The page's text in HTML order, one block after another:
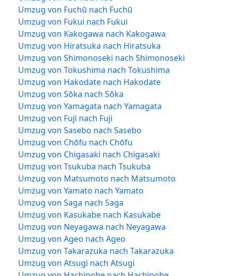
Umzug von Fuchū nach Fuchū
Umzug von Fukui nach Fukui
Umzug von Kakogawa nach Kakogawa
Umzug von Hiratsuka nach Hiratsuka
Umzug von Shimonoseki nach Shimonoseki
Umzug von Tokushima nach Tokushima
Umzug von Hakodate nach Hakodate
Umzug von Sōka nach Sōka
Umzug von Yamagata nach Yamagata
Umzug von Fuji nach Fuji
Umzug von Sasebo nach Sasebo
Umzug von Chōfu nach Chōfu
Umzug von Chigasaki nach Chigasaki
Umzug von Tsukuba nach Tsukuba
Umzug von Matsumoto nach Matsumoto
Umzug von Yamato nach Yamato
Umzug von Saga nach Saga
Umzug von Kasukabe nach Kasukabe
Umzug von Neyagawa nach Neyagawa
Umzug von Ageo nach Ageo
Umzug von Takarazuka nach Takarazuka
Umzug von Atsugi nach Atsugi